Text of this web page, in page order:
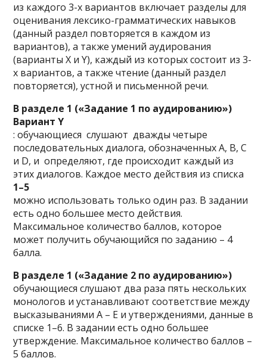
из каждого 3-х вариантов включает разделы для
оценивания лексико-грамматических навыков
(данный раздел повторяется в каждом из
вариантов), а также умений аудирования
(варианты Х и Y), каждый из которых состоит из 3-
х вариантов, а также чтение (данный раздел
повторяется), устной и письменной речи.
В разделе 1 («Задание 1 по аудированию»)
Вариант Y
: обучающиеся слушают дважды четыре
последовательных диалога, обозначенных A, B, C
и D, и определяют, где происходит каждый из
этих диалогов. Каждое место действия из списка
1–5
можно использовать только один раз. В задании
есть одно большее место действия.
Максимальное количество баллов, которое
может получить обучающийся по заданию – 4
балла.
В разделе 1 («Задание 2 по аудированию»)
обучающиеся слушают два раза пять нескольких
монологов и устанавливают соответствие между
высказываниями A – E и утверждениями, данные в
списке 1–6. В задании есть одно большее
утверждение. Максимальное количество баллов –
5 баллов.